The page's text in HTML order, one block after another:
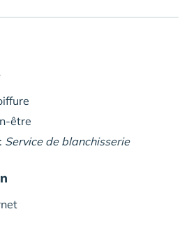
être
Service de blanchisserie